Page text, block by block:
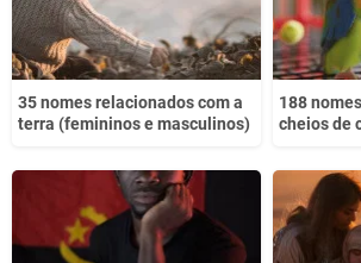
35 nomes relacionados com a
terra (femininos e masculinos)
188
cheios de